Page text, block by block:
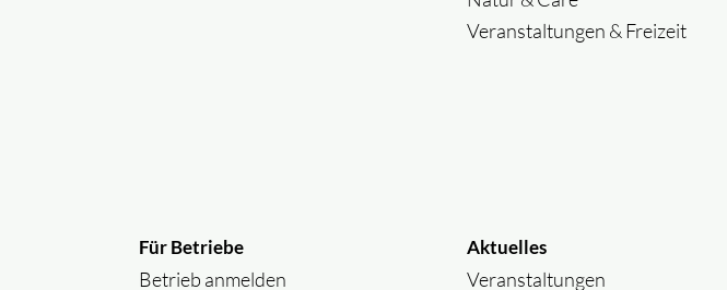
Veranstaltungen & Freizeit
Für Betriebe
Betrieb anmelden
Aktuelles
Veranstaltungen